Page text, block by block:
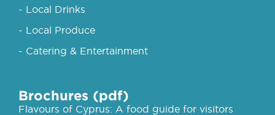
- Local Drinks
- Local Produce
- Catering & Entertainment
Brochures (pdf)
Flavours of Cyprus: A food guide for visitors